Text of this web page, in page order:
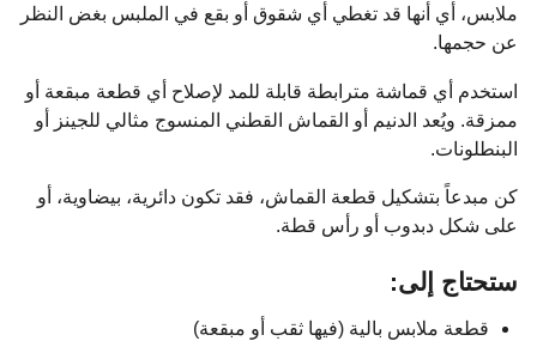
ملابس، أي أنها قد تغطي أي شقوق أو بقع في الملبس بغض النظر
عن حجمها.
استخدم أي قماشة مترابطة قابلة للمد لإصلاح أي قطعة مبقعة أو
ممزقة. ويُعد الدنيم أو القماش القطني المنسوج مثالي للجينز أو
البنطلونات.
كن مبدعاً بتشكيل قطعة القماش، فقد تكون دائرية، بيضاوية، أو
على شكل دبدوب أو رأس قطة.
ستحتاج إلى:
قطعة ملابس بالية (فيها ثقب أو مبقعة)